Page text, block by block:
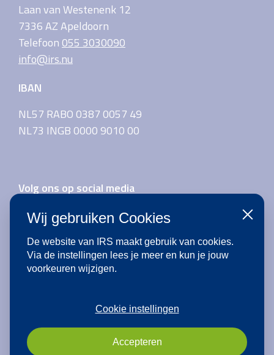
Laan van Westenenk 12
7336 AZ Apeldoorn
Telefoon 055 3030090
info@irs.nu
IBAN
NL57 RABO 0387 0057 49
NL73 INGB 0000 9010 00
Volg ons op social media
Aanmelden voor de nieuwsbrief
Wij gebruiken Cookies
De website van IRS maakt gebruik van cookies.
Via de instellingen lees je meer en kun je jouw
voorkeuren wijzigen.
Sluiten
Cookie instellingen
Accepteren